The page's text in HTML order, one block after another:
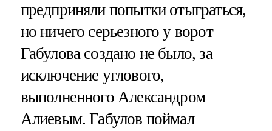
предприняли попытки отыграться,
но ничего серьезного у ворот
Габулова создано не было, за
исключение углового,
выполненного Александром
Алиевым. Габулов поймал